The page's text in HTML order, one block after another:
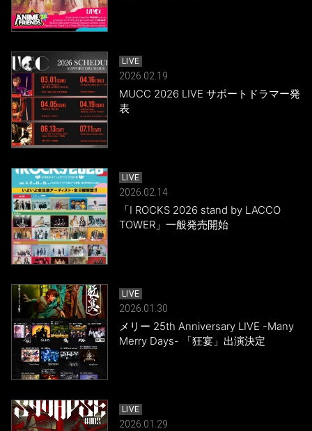
LIVE
2026.02.19
MUCC 2026 LIVE サポートドラマー発
表
LIVE
2026.02.14
「I ROCKS 2026 stand by LACCO
TOWER」一般発売開始
LIVE
2026.01.30
メリー 25th Anniversary LIVE -Many
Merry Days- 「狂宴」出演決定
LIVE
2026.01.29